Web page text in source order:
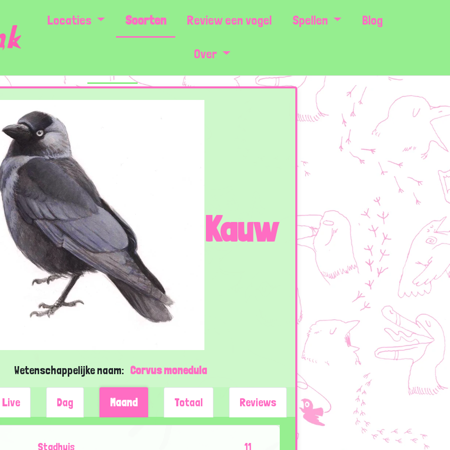
Locaties Soorten Review een vogel Spellen Blog
Over
Kauw
Wetenschappelijke naam: Corvus monedula
Live Dag Maand Totaal Reviews
Stadhuis 11